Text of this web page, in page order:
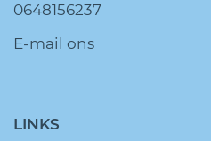
0648156237
E-mail ons
LINKS